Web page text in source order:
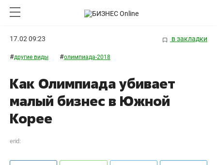
17.02 09:23 в закладки
#другие виды #олимпиада-2018
Как Олимпиада убивает
малый бизнес в Южной
Корее
erid: